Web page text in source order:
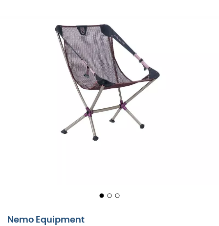
Nemo Equipment
systemie bloczkówzintegrowanym z paskami
podłokietników. Jedno pociągnięcie specjalnych pętli i
hop, przechodzisz z pozycji siedzącej do leżącej, aby
podziwiać gwiazdy. A jeśli wolisz wrócić do pozycji
pionowej, wystarczy prosta manipulacja.
Zaprojektowana, aby trwać, Moonlite łączy
przewymiarowane rurki z kutymialuminiowymi
piastami, zapewniając niezrównaną solidność bez dużej
siedzisko z siatki
, wykonane z materiałów
pochodzących z recyklingu, dostosowuje się do
Prosty system regulacji nachylenia pozwala
laptopie lub relaksu bez problemów.